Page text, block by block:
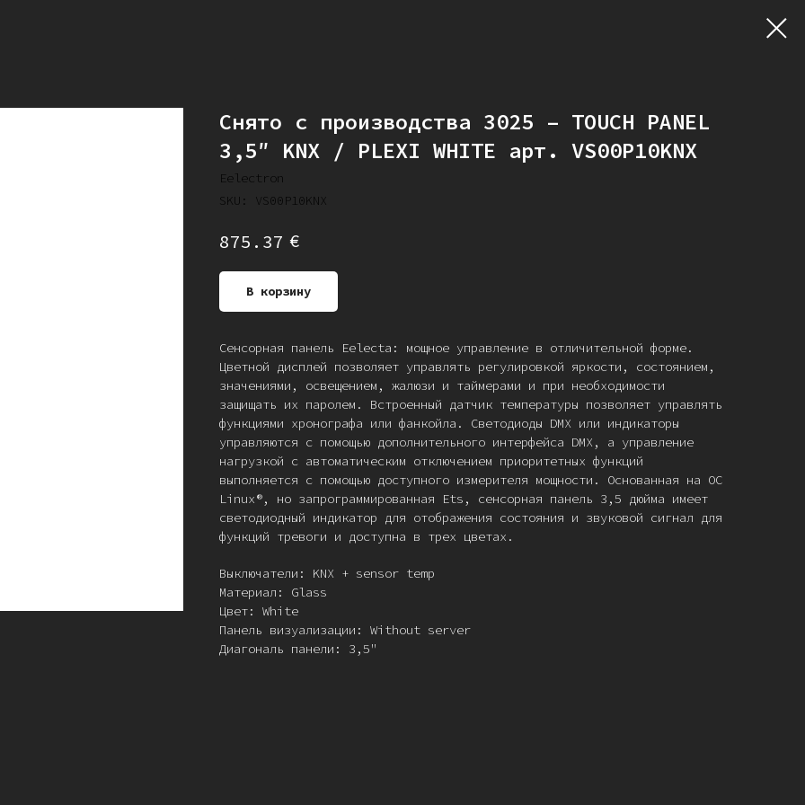
Снято с производства 3025 – TOUCH PANEL
3,5″ KNX / PLEXI WHITE арт. VS00P10KNX
Eelectron
SKU: VS00P10KNX
875.37 €
В корзину
Сенсорная панель Eelecta: мощное управление в отличительной форме.
Цветной дисплей позволяет управлять регулировкой яркости, состоянием,
значениями, освещением, жалюзи и таймерами и при необходимости
защищать их паролем. Встроенный датчик температуры позволяет управлять
функциями хронографа или фанкойла. Светодиоды DMX или индикаторы
управляются с помощью дополнительного интерфейса DMX, а управление
нагрузкой с автоматическим отключением приоритетных функций
выполняется с помощью доступного измерителя мощности. Основанная на ОС
Linux®, но запрограммированная Ets, сенсорная панель 3,5 дюйма имеет
светодиодный индикатор для отображения состояния и звуковой сигнал для
функций тревоги и доступна в трех цветах.
Выключатели: KNX + sensor temp
Материал: Glass
Цвет: White
Панель визуализации: Without server
Диагональ панели: 3,5"